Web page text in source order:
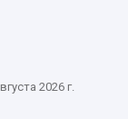
2026 г.